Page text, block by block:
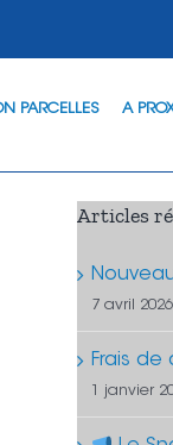
PARCELLES A
Articles
7 avril 2026
Frais de
1 janvier